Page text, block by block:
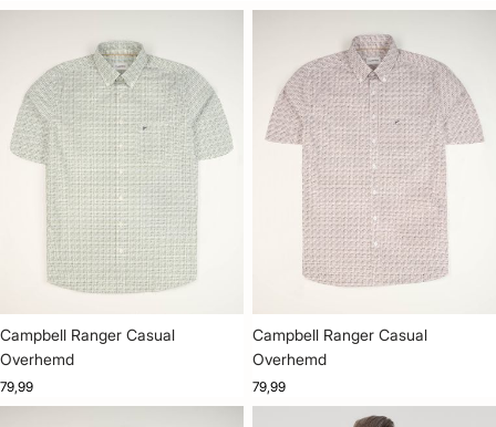
Campbell Ranger Casual
Overhemd
79,99
Campbell Ranger Casual
Overhemd
79,99